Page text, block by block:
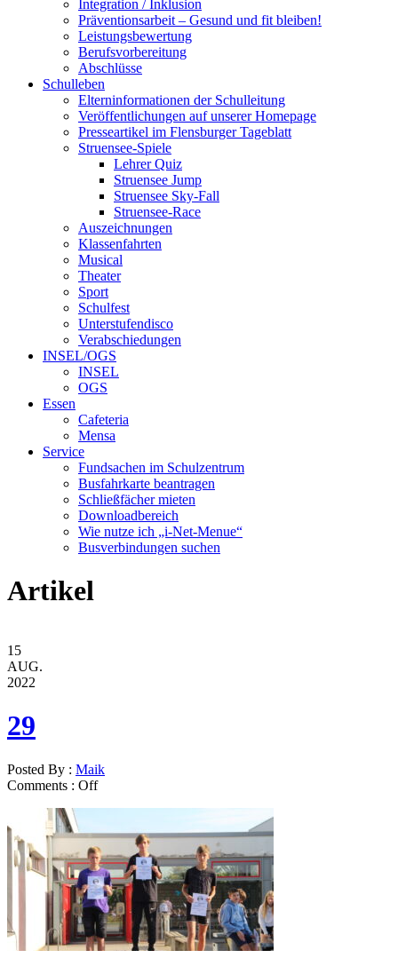
Integration / Inklusion
Präventionsarbeit – Gesund und fit bleiben!
Leistungsbewertung
Berufsvorbereitung
Abschlüsse
Schulleben
Elterninformationen der Schulleitung
Veröffentlichungen auf unserer Homepage
Presseartikel im Flensburger Tageblatt
Struensee-Spiele
Lehrer Quiz
Struensee Jump
Struensee Sky-Fall
Struensee-Race
Auszeichnungen
Klassenfahrten
Musical
Theater
Sport
Schulfest
Unterstufendisco
Verabschiedungen
INSEL/OGS
INSEL
OGS
Essen
Cafeteria
Mensa
Service
Fundsachen im Schulzentrum
Busfahrkarte beantragen
Schließfächer mieten
Downloadbereich
Wie nutze ich „i-Net-Menue“
Busverbindungen suchen
Artikel
15
AUG.
2022
29
Posted By : Maik
Comments : Off